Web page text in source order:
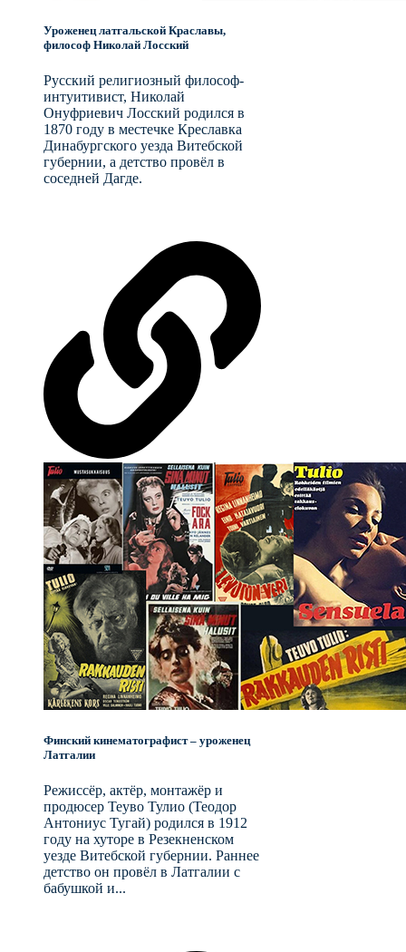
Уроженец латгальской Краславы,
философ Николай Лосский
Русский религиозный философ-
интуитивист, Николай
Онуфриевич Лосский родился в
1870 году в местечке Креславка
Динабургского уезда Витебской
губернии, а детство провёл в
соседней Дагде.
Финский кинематографист – уроженец
Латгалии
Режиссёр, актёр, монтажёр и
продюсер Теуво Тулио (Теодор
Антониус Тугай) родился в 1912
году на хуторе в Резекненском
уезде Витебской губернии. Раннее
детство он провёл в Латгалии с
бабушкой и...